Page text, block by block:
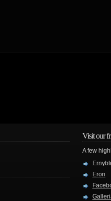
Visit our
A few
Eron